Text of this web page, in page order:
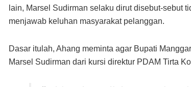
lain, Marsel Sudirman selaku dirut disebut-sebut
menjawab keluhan masyarakat pelanggan.
Dasar itulah, Ahang meminta agar Bupati
Marsel Sudirman dari kursi direktur PDAM Tirta